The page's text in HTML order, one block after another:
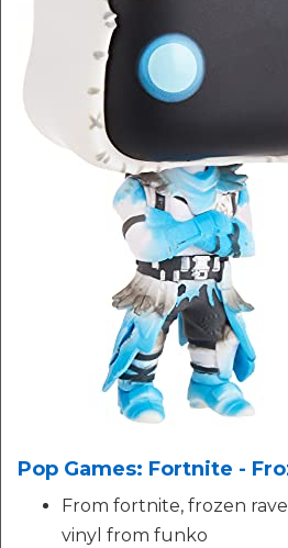
Pop Games: Fortnite -
From fortnite, frozen
vinyl from funko